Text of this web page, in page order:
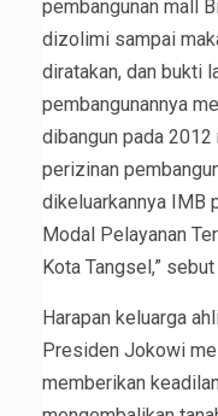
pembangunan mall
dizolimi sampai
diratakan, dan bukti
pembangunannya
dibangun pada 2012
perizinan
dikeluarkannya IMB
Modal Pelayanan
Kota Tangsel,”
Harapan keluarga
Presiden Jokowi
memberikan